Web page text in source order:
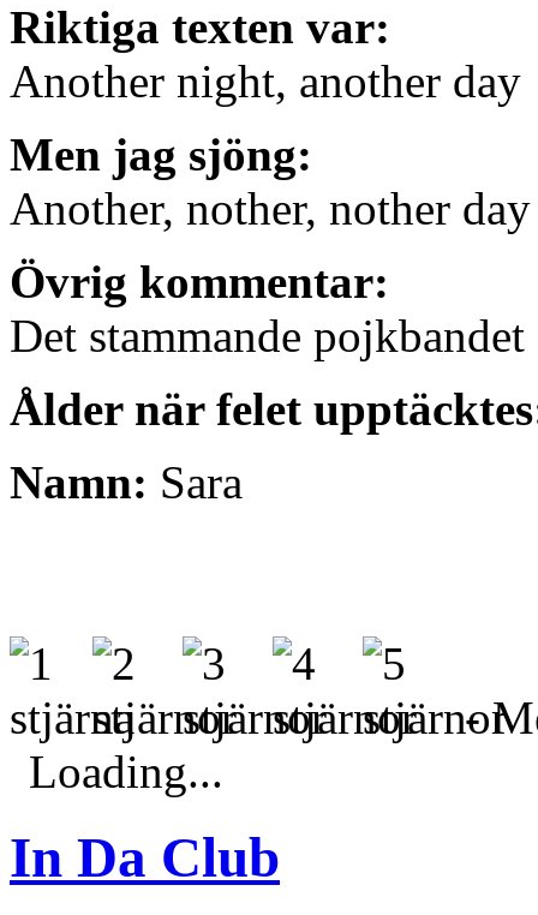
Riktiga texten var:
Another night, another day
Men jag sjöng:
Another, nother, nother day
Övrig kommentar:
Det stammande
Ålder när felet
Namn: Sara
-
Loading...
In Da Club